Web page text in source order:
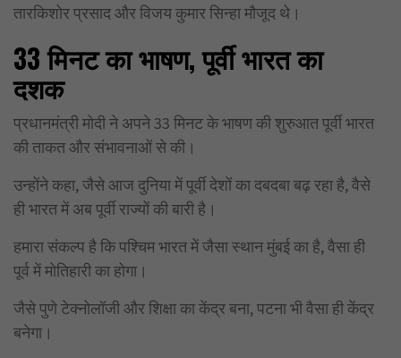
तारकिशोर प्रसाद और विजय कुमार सिन्हा मौजूद थे।
33मिनट कभाषण, पूर्वी भारत का
दशक
प्रधानमंत्री मोदी ने अपने 33 मिनट के भाषण की शुरुआत पूर्वी भारत
की ताकत और संभावनाओं से की।
उन्होंने कहा, जैसे आज दुनिया में पूर्वी देशों का दबदबा बढ़ रहा है, वैसे
ही भारत में अब पूर्वी राज्यों की बारी है।
हमारा संकल्प है कि पश्चिम भारत में जैसा स्थान मुंबई का है, वैसा ही
पूर्व में मोतिहारी का होगा।
जैसे पुणे टेक्नोलॉजी और शिक्षा का केंद्र बना, पटना भी वैसा ही केंद्र
बनेगा।